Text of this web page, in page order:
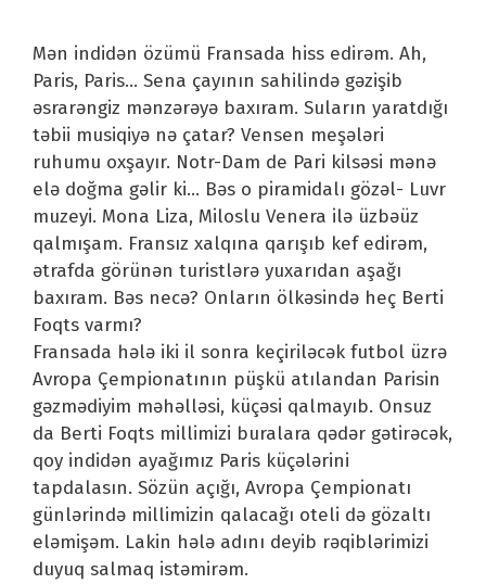
Mən indidən özümü Fransada hiss edirəm. Ah,
Paris, Paris… Sena çayının sahilində gəzişib
əsrarəngiz mənzərəyə baxıram. Suların yaratdığı
təbii musiqiyə nə çatar? Vensen meşələri
ruhumu oxşayır. Notr-Dam de Pari kilsəsi mənə
elə doğma gəlir ki… Bəs o piramidalı gözəl- Luvr
muzeyi. Mona Liza, Miloslu Venera ilə üzbəüz
qalmışam. Fransız xalqına qarışıb kef edirəm,
ətrafda görünən turistlərə yuxarıdan aşağı
baxıram. Bəs necə? Onların ölkəsində heç Berti
Foqts varmı?
Fransada hələ iki il sonra keçiriləcək futbol üzrə
Avropa Çempionatının püşkü atılandan Parisin
gəzmədiyim məhəlləsi, küçəsi qalmayıb. Onsuz
da Berti Foqts millimizi buralara qədər gətirəcək,
qoy indidən ayağımız Paris küçələrini
tapdalasın. Sözün açığı, Avropa Çempionatı
günlərində millimizin qalacağı oteli də gözaltı
eləmişəm. Lakin hələ adını deyib rəqiblərimizi
duyuq salmaq istəmirəm.